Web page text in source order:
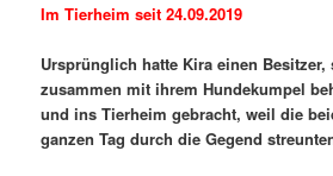
Im Tierheim seit 24.09.2019
Ursprünglich hatte Kira einen Besitzer,
zusammen mit ihrem Hundekumpel
und ins Tierheim gebracht, weil die
ganzen Tag durch die Gegend